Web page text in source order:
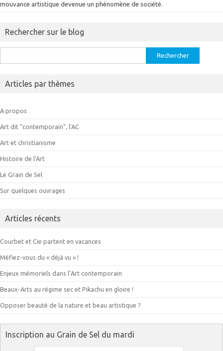
mouvance artistique devenue un phénomène de société.
Rechercher sur le blog
Articles par thèmes
A propos
Art dit "contemporain", l'AC
Art et christianisme
Histoire de l'Art
Le Grain de Sel
Sur quelques ouvrages
Articles récents
Courbet et Cie partent en vacances
Méfiez-vous du « déjà vu » !
Enjeux mémoriels dans l’Art contemporain
Beaux-Arts au régime sec et Pikachu en gloire !
Opposer beauté de la nature et beau artistique ?
Inscription au Grain de Sel du mardi